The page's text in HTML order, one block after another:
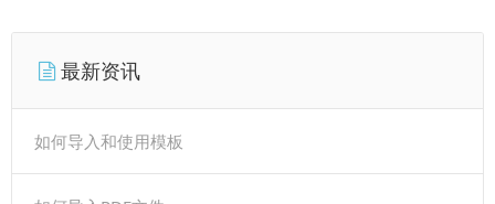
最新资讯
如何导入和使用模板